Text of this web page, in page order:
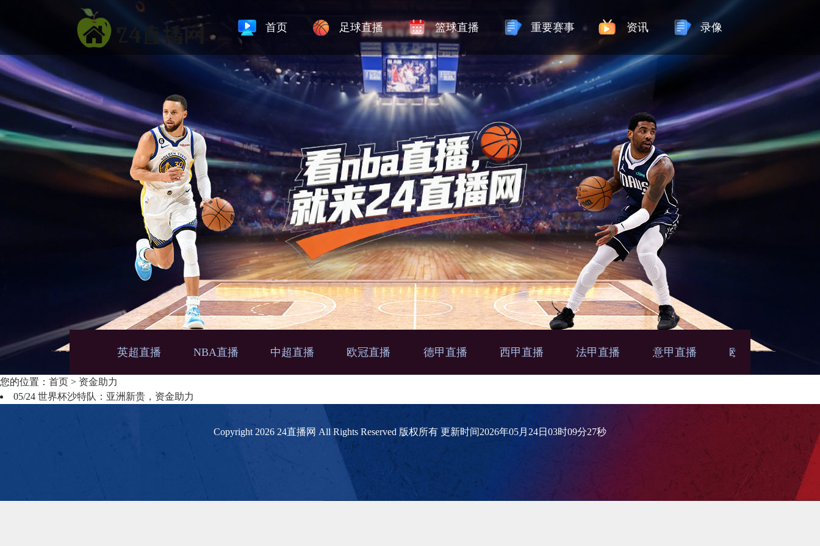
首页 足球直播 篮球直播 重要赛事 资讯 录像
英超直播 NBA直播 中超直播 欧冠直播 德甲直播 西甲直播 法甲直播 意甲直播 欧联直播
您的位置： 首页 > 资金助力
05/24 世界杯沙特队：亚洲新贵，资金助力
Copyright 2026 24直播网 All Rights Reserved 版权所有 更新时间2026年05月24日03时09分27秒